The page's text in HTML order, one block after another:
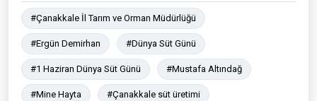
#Çanakkale İl Tarım ve Orman Müdürlüğü
#Ergün Demirhan #Dünya Süt Günü
#1 Haziran Dünya Süt Günü #Mustafa Altındağ
#Mine Hayta #Çanakkale süt üretimi